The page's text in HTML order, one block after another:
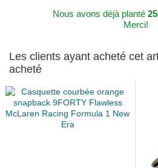
Nous avons déjà planté
Merci!
Les clients ayant acheté cet
acheté